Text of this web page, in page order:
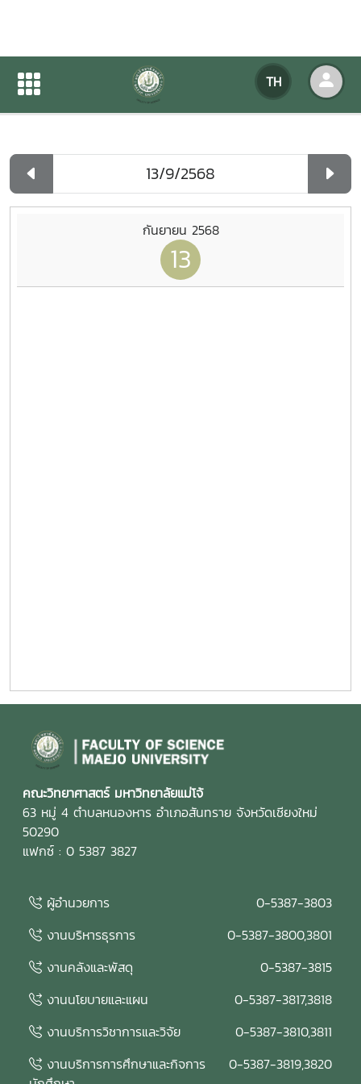
TH
ปฏิทินกิจกรรมของหน่วยงาน
ปฏิทินกิจกรรมของหน่วยงาน
กันยายน 2568
13
คณะวิทยาศาสตร์ มหาวิทยาลัยแม่โจ้
63 หมู่ 4 ตำบลหนองหาร อำเภอสันทราย จังหวัดเชียงใหม่
50290
แฟกซ์ : 0 5387 3827
ผู้อำนวยการ
0-5387-3803
งานบริหารธุรการ
0-5387-3800,3801
งานคลังและพัสดุ
0-5387-3815
งานนโยบายและแผน
0-5387-3817,3818
งานบริการวิชาการและวิจัย
0-5387-3810,3811
งานบริการการศึกษาและกิจการ
0-5387-3819,3820